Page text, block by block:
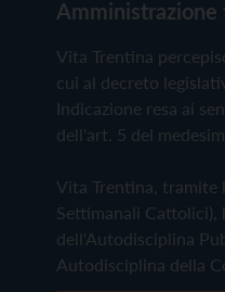
Amministrazione
Vita Trentina
cui al decreto
Indicazione resa ai
dell'art. 5 del
Vita Trentina, tramite
Settimanali
dell'Autodisciplina
Autodisciplina della